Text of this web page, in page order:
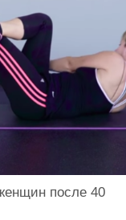
после 40